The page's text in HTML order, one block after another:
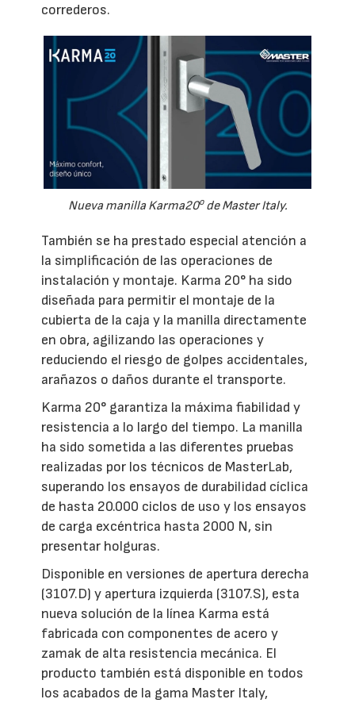
correderos.
Nueva manilla Karma20o de Master Italy.
También se ha prestado especial atención a
la simplificación de las operaciones de
instalación y montaje. Karma 20° ha sido
diseñada para permitir el montaje de la
cubierta de la caja y la manilla directamente
en obra, agilizando las operaciones y
reduciendo el riesgo de golpes accidentales,
arañazos o daños durante el transporte.
Karma 20° garantiza la máxima fiabilidad y
resistencia a lo largo del tiempo. La manilla
ha sido sometida a las diferentes pruebas
realizadas por los técnicos de MasterLab,
superando los ensayos de durabilidad cíclica
de hasta 20.000 ciclos de uso y los ensayos
de carga excéntrica hasta 2000 N, sin
presentar holguras.
Disponible en versiones de apertura derecha
(3107.D) y apertura izquierda (3107.S), esta
nueva solución de la línea Karma está
fabricada con componentes de acero y
zamak de alta resistencia mecánica. El
producto también está disponible en todos
los acabados de la gama Master Italy,